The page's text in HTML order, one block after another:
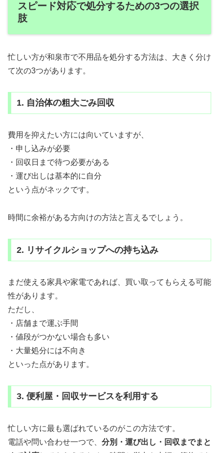
スピード対応で処分するための3つの選択
肢
忙しい方が和泉市で不用品を処分する方法は、大きく分け
て次の3つがあります。
1. 自治体の粗大ごみ回収
費用を抑えたい方には向いていますが、
・申し込みが必要
・回収日まで待つ必要がある
・運び出しは基本的に自分
という点がネックです。
時間に余裕がある方向けの方法と言えるでしょう。
2. リサイクルショップへの持ち込み
まだ使える家具や家電であれば、買い取ってもらえる可能
性があります。
ただし、
・店舗まで運ぶ手間
・値段がつかない場合も多い
・大量処分には不向き
といった点があります。
3. 便利屋・回収サービスを利用する
忙しい方に最も選ばれているのがこの方法です。
電話や問い合わせ一つで、 分別・運び出し・回収までまと